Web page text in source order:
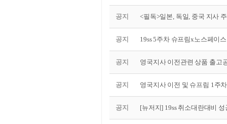
공지 <필독>일본, 독일, 중국 지사
공지 19ss 5주차 슈프림x노스페이
공지 영국지사 이전관련 상품 출고
공지 영국지사 이전 및 슈프림 1주
공지 [뉴저지] 19ss 취소대란대비